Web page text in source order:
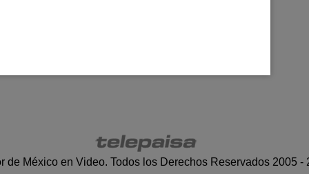
de México en Video. Todos los Derechos Reservados 2005 -